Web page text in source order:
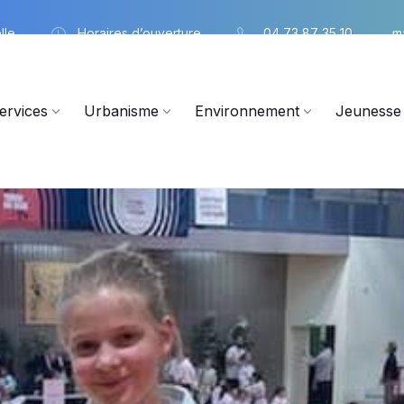
Horaires d’ouverture 04 73 87 35 10
Urbanisme Environnement Jeunesse